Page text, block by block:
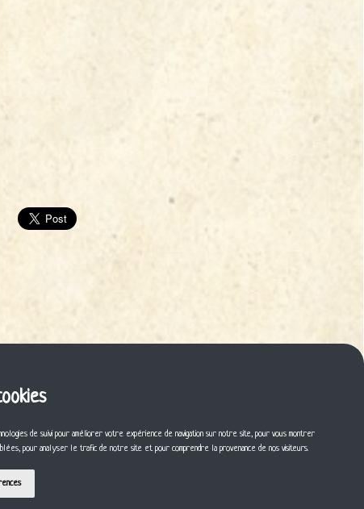
de suivi pour améliorer votre expérience de navigation sur notre site, pour vous montrer
pour analyser le trafic de notre site et pour comprendre la provenance de nos visiteurs.